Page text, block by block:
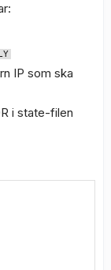
IP som ska
i state-filen